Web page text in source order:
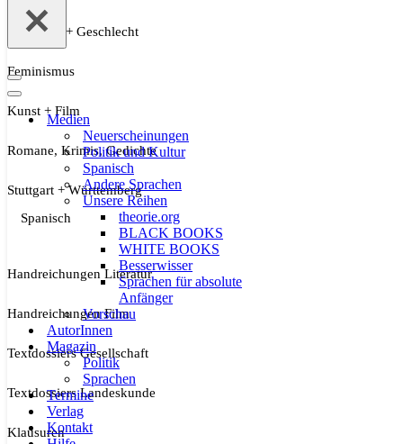
Navigationsmenü
Navigationsmenü
Medien
Neuerscheinungen
Politik und Kultur
Spanisch
Andere Sprachen
Unsere Reihen
theorie.org
BLACK BOOKS
WHITE BOOKS
Besserwisser
Sprachen für absolute
Anfänger
Vorschau
AutorInnen
Magazin
Politik
Sprachen
Termine
Verlag
Kontakt
Sexualität + Geschlecht
Feminismus
Kunst + Film
Romane, Krimis, Gedichte
Stuttgart + Württemberg
Spanisch
Handreichungen Literatur
Handreichungen Film
Textdossiers Gesellschaft
Textdossiers Landeskunde
Klausuren